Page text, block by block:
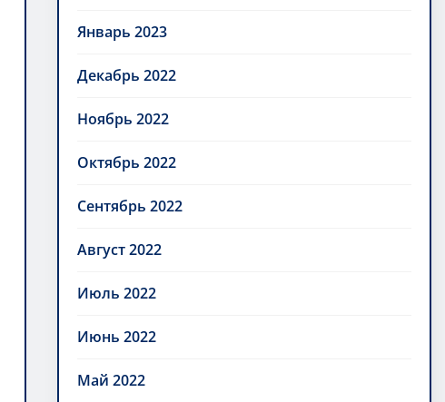
Январь 2023
Декабрь 2022
Ноябрь 2022
Октябрь 2022
Сентябрь 2022
Август 2022
Июль 2022
Июнь 2022
Май 2022